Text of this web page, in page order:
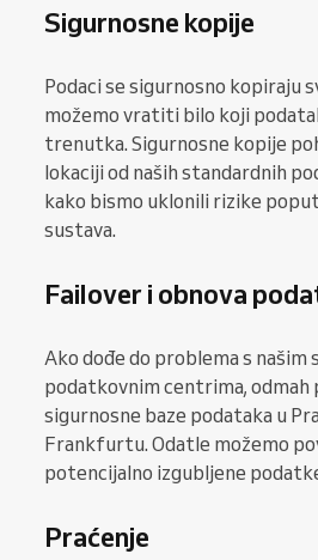
Sigurnosne kopije
Podaci se sigurnosno kopiraju
možemo vratiti bilo koji
trenutka. Sigurnosne kopije
lokaciji od naših standardnih
kako bismo uklonili rizike
sustava.
Failover i obnova
Ako dođe do problema s našim
podatkovnim centrima, odmah
sigurnosne baze podataka u
Frankfurtu. Odatle možemo
potencijalno izgubljene
Praćenje